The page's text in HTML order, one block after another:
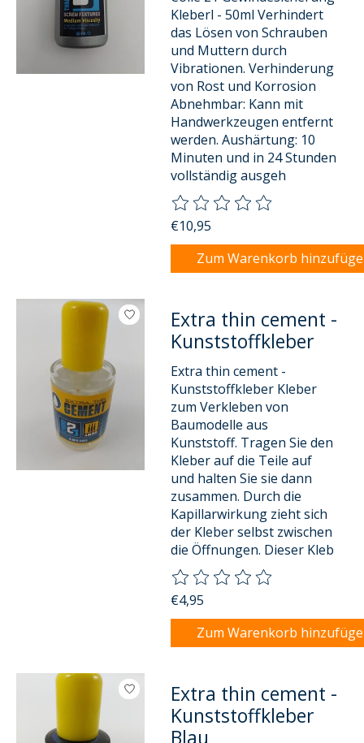
Kleberl - 50ml Verhindert
das Lösen von Schrauben
und Muttern durch
Vibrationen. Verhinderung
von Rost und Korrosion
Abnehmbar: Kann mit
Handwerkzeugen entfernt
werden. Aushärtung: 10
Minuten und in 24 Stunden
vollständig ausgeh
Die Bewertung dieses
€10,95
Zum Warenkorb
Extra thin cement -
Kunststoffkleber
Extra thin cement -
Kunststoffkleber Kleber
zum Verkleben von
Baumodelle aus
Kunststoff. Tragen Sie den
Kleber auf die Teile auf
und halten Sie sie dann
zusammen. Durch die
Kapillarwirkung zieht sich
der Kleber selbst zwischen
die Öffnungen. Dieser Kleb
Die Bewertung dieses
€4,95
Zum Warenkorb
Extra thin cement -
Kunststoffkleber
Blau